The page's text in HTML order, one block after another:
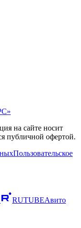
на сайте носит
публичной офертой.
Пользовательское
RUTUBEАвито